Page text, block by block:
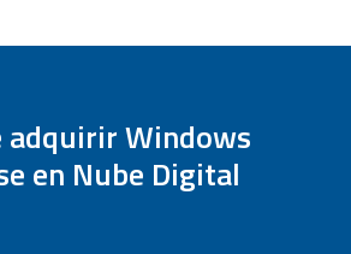
adquirir Windows
en Nube Digital